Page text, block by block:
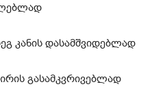
კანის დასამშვიდებლად
გასამკვრივებლად